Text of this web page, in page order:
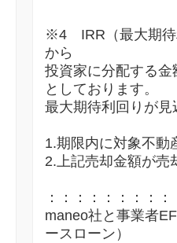
※4 IRR（最大期待
から
投資家に分配する
としております。
最大期待利回りが
1.期限内に対象不動
2.上記売却金額が売
：：：：：：：：：
maneo社と事業者
ースローン）